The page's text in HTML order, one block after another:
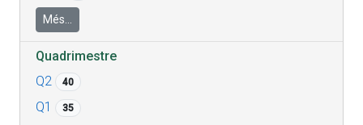
Més...
Quadrimestre
Q2
40
Q1 35